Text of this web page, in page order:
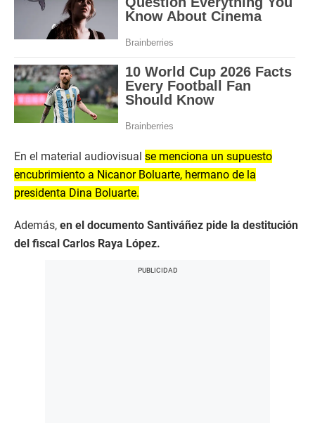
En el material audiovisual se menciona un supuesto
encubrimiento a Nicanor Boluarte, hermano de la
presidenta Dina Boluarte.
Además, en el documento Santiváñez pide la destitución
del fiscal Carlos Raya López.